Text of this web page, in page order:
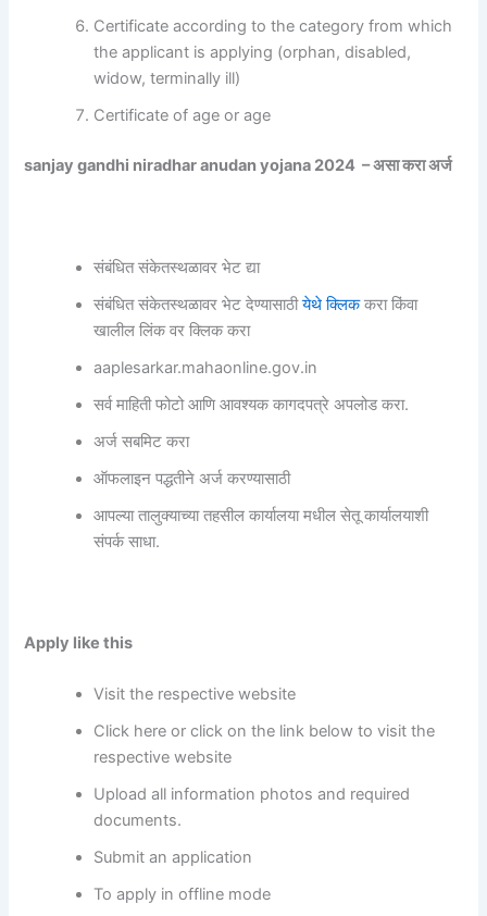
Certificate according to the category from which
the applicant is applying (orphan, disabled,
widow, terminally ill)
Certificate of age or age
sanjay gandhi niradhar anudan yojana 2024 – असा करा अर्ज
संबंधित संकेतस्थळावर भेट द्या
संबंधित संकेतस्थळावर भेट देण्यासाठीयेथे क्लिककरा किंवा
खालील लिंक वर क्लिक करा
aaplesarkar.mahaonline.gov.in
सर्व माहिती फोटो आणि आवश्यक कागदपत्रे अपलोड करा.
अर्ज सबमिट करा
ऑफलाइन पद्धतीने अर्ज करण्यासाठी
आपल्या तालुक्याच्या तहसील कार्यालया मधील सेतू कार्यालयाशी
संपर्क साधा.
Apply like this
Visit the respective website
Click here or click on the link below to visit the
respective website
Upload all information photos and required
documents.
Submit an application
To apply in offline mode